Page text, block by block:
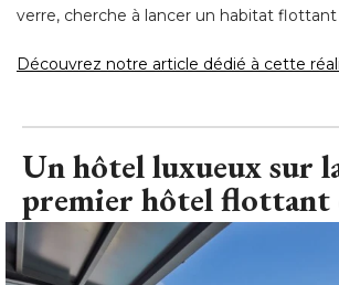
verre, cherche à lancer un habitat
Découvrez notre article dédié à cette
Un hôtel luxueux sur
premier hôtel flottant